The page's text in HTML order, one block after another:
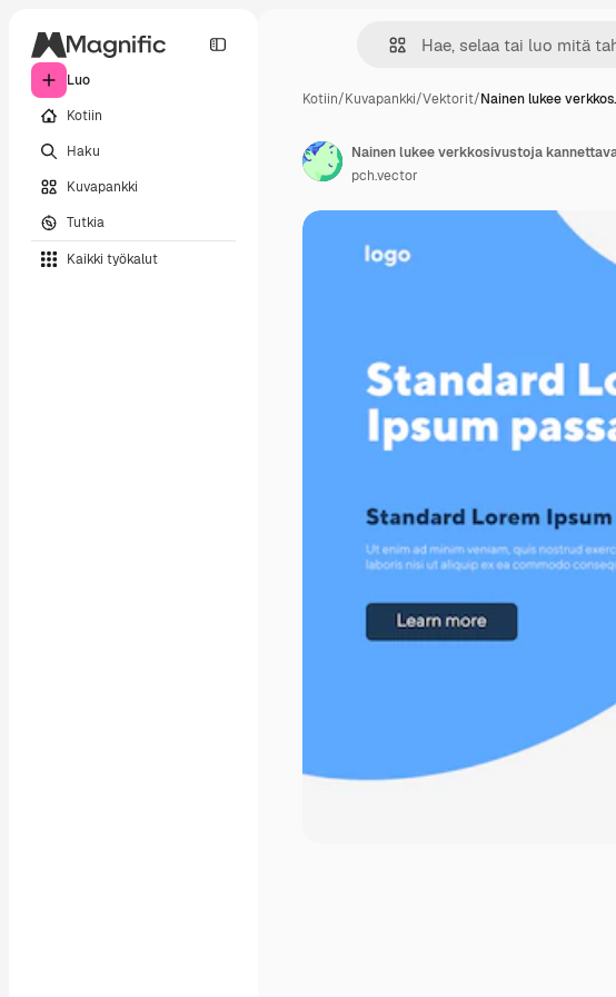
Luo
Kotiin
Haku
Kuvapankki
Tutkia
Kaikki työkalut
Kotiin/Kuvapankki/Vektorit/Nainen lukee
Nainen lukee verkkosivustoja
pch.vector